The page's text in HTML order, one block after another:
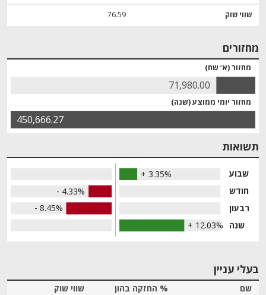
שווי שוק 76.59
מחזורים
71,980.00
450,666.27
מחזור יומי ממוצע (שנה)
מחזור (א׳ שח)
תשואות
+ 3.35%
- 4.33%
- 8.45%
+ 12.03% שנה
רבעון
חודש
שבוע
בעלי עניין
שם % החזקה בהון
שווי שוק